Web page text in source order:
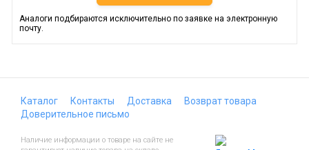
Аналоги подбираются исключительно по заявке на электронную
почту.
Каталог Контакты Доставка
Возврат товара
Доверительное письмо
Наличие информации о товаре на сайте не